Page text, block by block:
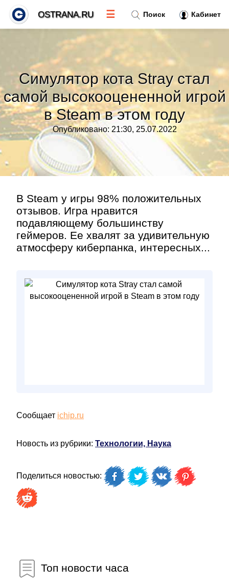
Симулятор кота Stray стал
самой высокооцененной игрой
в Steam в этом году
Опубликовано: 21:30, 25.07.2022
В Steam у игры 98% положительных
отзывов. Игра нравится
подавляющему большинству
геймеров. Ее хвалят за удивительную
атмосферу киберпанка, интересных...
Сообщает ichip.ru
Новость из рубрики: Технологии, Наука
Поделиться новостью:
Топ новости часа
Поиск Кабинет
OSTRANA.RU ☰
Тренды новостей»
Рубрики»
Правила
Контакт»